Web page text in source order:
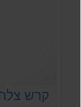
קרש